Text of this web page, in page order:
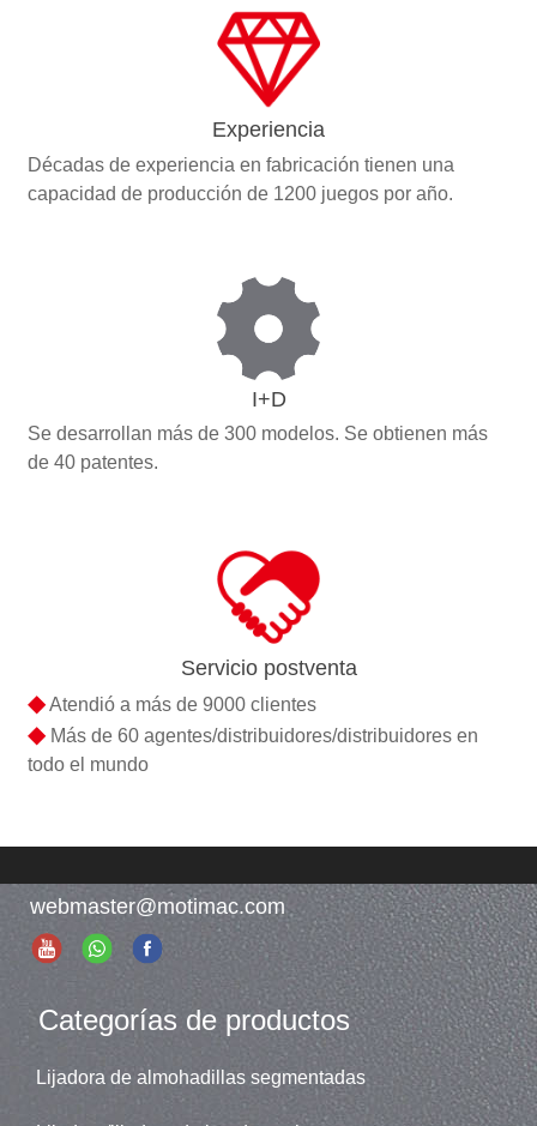
Experiencia
Décadas de experiencia en fabricación tienen una
capacidad de producción de 1200 juegos por año.
I+D
Se desarrollan más de 300 modelos. Se obtienen más
de 40 patentes.
Servicio postventa
◆Atendió a más de 9000 clientes
◆Más de 60 agentes/distribuidores/distribuidores en
todo el mundo
webmaster@motimac.com
Categorías de productos
Lijadora de almohadillas segmentadas